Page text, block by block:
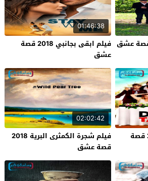
01:46:38
فيلم ابقى بجانبي 2018 قصة
عشق
فيلم بدلة العريس 2017 قصة
02:02:42
فيلم شجرة الكمثرى البرية 2018
قصة عشق